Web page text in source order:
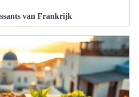
van Frankrijk